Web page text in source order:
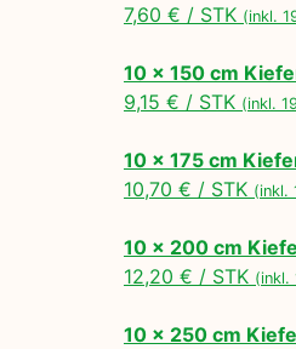
7,60 € / STK (inkl.
10 x 150 cm
9,15 € / STK (inkl.
10 x 175 cm
10,70 € / STK (inkl.
10 x 200 cm
12,20 € / STK (inkl.
10 x 250 cm